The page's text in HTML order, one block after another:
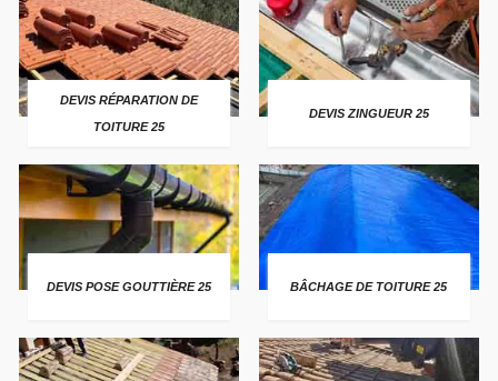
DEVIS RÉPARATION DE
TOITURE 25
DEVIS ZINGUEUR 25
DEVIS POSE GOUTTIÈRE 25 BÂCHAGE DE TOITURE 25